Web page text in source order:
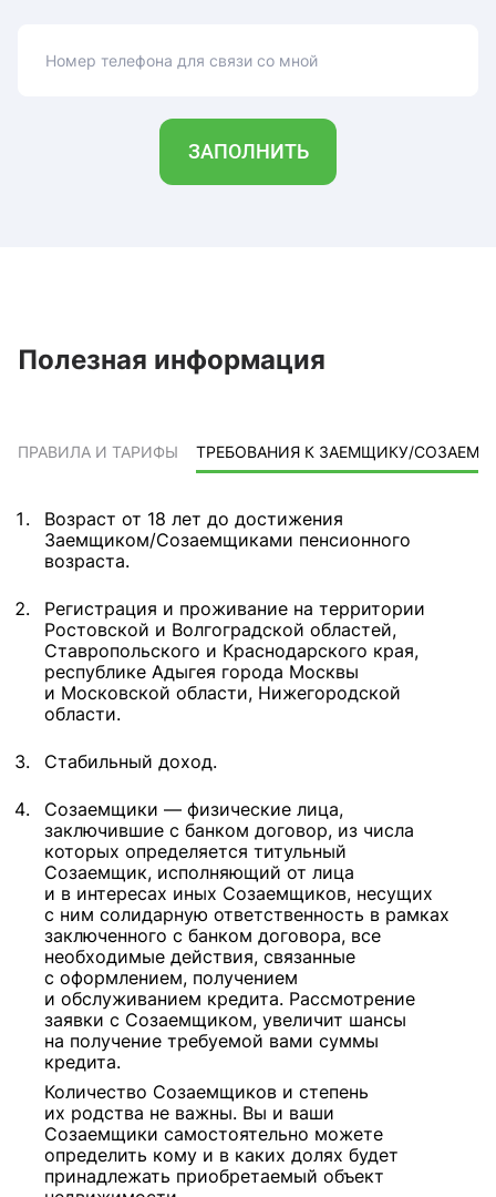
Номер телефона для связи со мной
ЗАПОЛНИТЬ
Полезная информация
ПРАВИЛА И ТАРИФЫ ТРЕБОВАНИЯ К ЗАЕМЩИКУ/
Возраст от 18 лет до достижения
Заемщиком/Созаемщиками пенсионного
возраста.
Регистрация и проживание на территории
Ростовской и Волгоградской областей,
Ставропольского и Краснодарского края,
республике Адыгея города Москвы
и Московской области, Нижегородской
области.
Стабильный доход.
Созаемщики — физические лица,
заключившие с банком договор, из числа
которых определяется титульный
Созаемщик, исполняющий от лица
и в интересах иных Созаемщиков, несущих
с ним солидарную ответственность в рамках
заключенного с банком договора, все
необходимые действия, связанные
с оформлением, получением
и обслуживанием кредита. Рассмотрение
заявки с Созаемщиком, увеличит шансы
на получение требуемой вами суммы
кредита.
Количество Созаемщиков и степень
их родства не важны. Вы и ваши
Созаемщики самостоятельно можете
определить кому и в каких долях будет
принадлежать приобретаемый объект